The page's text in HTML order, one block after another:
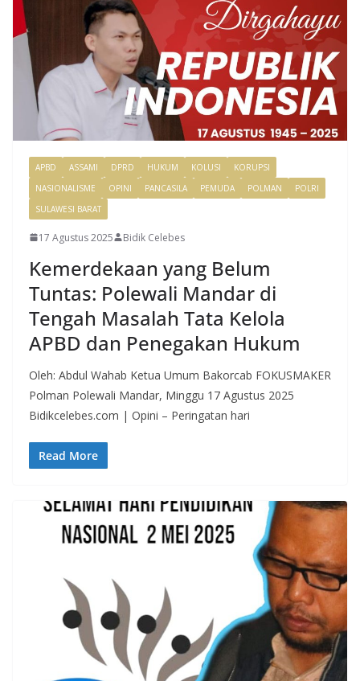
APBD ASSAMI DPRD HUKUM KOLUSI
KORUPSI
NASIONALISME
OPINI PANCASILA PEMUDA POLMAN
POLRI
SULAWESI BARAT
17 Agustus 2025 Bidik Celebes
Kemerdekaan yang Belum
Tuntas: Polewali Mandar di
Tengah Masalah Tata Kelola
APBD dan Penegakan Hukum
Oleh: Abdul Wahab Ketua Umum Bakorcab FOKUSMAKER
Polman Polewali Mandar, Minggu 17 Agustus 2025
Bidikcelebes.com | Opini – Peringatan hari
Read More